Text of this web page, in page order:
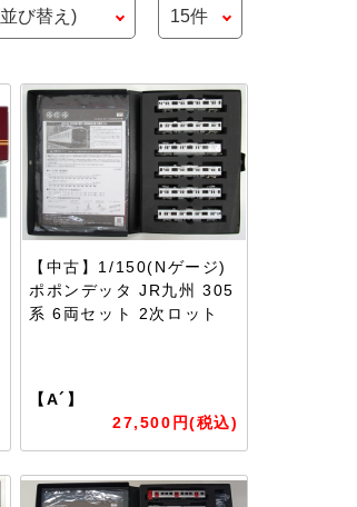
【中古】1/150(Nゲージ)
ポポンデッタ JR九州 305
系 6両セット 2次ロット
【A´】
27,500円(税込)